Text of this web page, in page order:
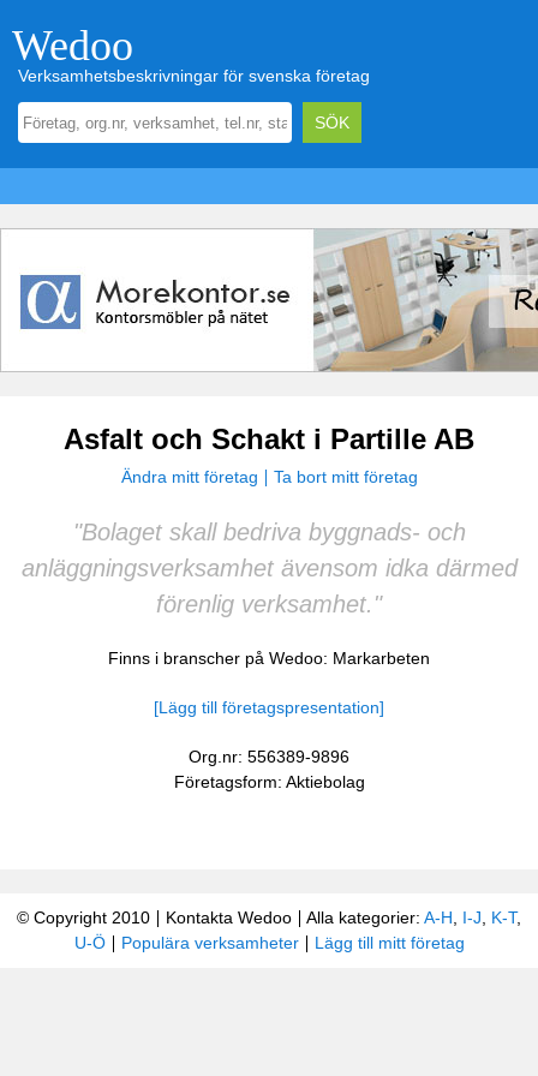
Wedoo
Verksamhetsbeskrivningar för svenska företag
Asfalt och Schakt i Partille AB
Ändra mitt företag Ta bort mitt företag
"Bolaget skall bedriva byggnads- och
anläggningsverksamhet ävensom idka därmed
förenlig verksamhet."
Finns i branscher på Wedoo: Markarbeten
[Lägg till företagspresentation]
Org.nr: 556389-9896
Företagsform: Aktiebolag
© Copyright 2010 Kontakta Wedoo Alla kategorier: A-H I-J K-T,
U-Ö
Populära verksamheter Lägg till mitt företag